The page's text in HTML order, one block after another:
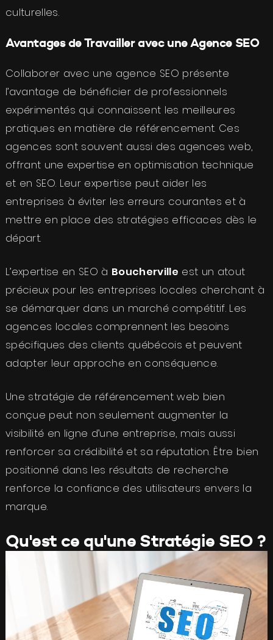
culturelles.
Avantages de Travailler avec une Agence SEO
Collaborer avec une agence SEO présente
l’avantage de bénéficier de professionnels
expérimentés qui connaissent les meilleures
pratiques en matière de référencement. Ces
agences sont souvent aussi des agences web,
offrant une expertise en optimisation technique
et en SEO. Leur expertise peut aider les
entreprises à éviter les erreurs courantes et à
mettre en place des stratégies efficaces dès le
départ.
L’expertise en SEO à Boucherville est un atout
précieux pour les entreprises locales cherchant à
se démarquer dans un marché compétitif. Les
agences locales comprennent les besoins
spécifiques des clients québécois et peuvent
adapter leur approche en conséquence.
Une stratégie de référencement web bien
conçue peut non seulement augmenter la
visibilité en ligne d’une entreprise, mais aussi
renforcer sa crédibilité et sa réputation. Être bien
positionné dans les résultats de recherche
renforce la confiance des utilisateurs envers la
marque.
Qu'est ce qu'une Stratégie SEO ?